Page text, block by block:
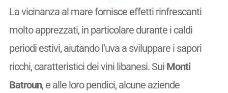
La vicinanza al mare fornisce effetti rinfrescanti
molto apprezzati, in particolare durante i caldi
periodi estivi, aiutando l’uva a sviluppare i sapori
ricchi, caratteristici dei vini libanesi. Sui Monti
Batroun, e alle loro pendici, alcune aziende